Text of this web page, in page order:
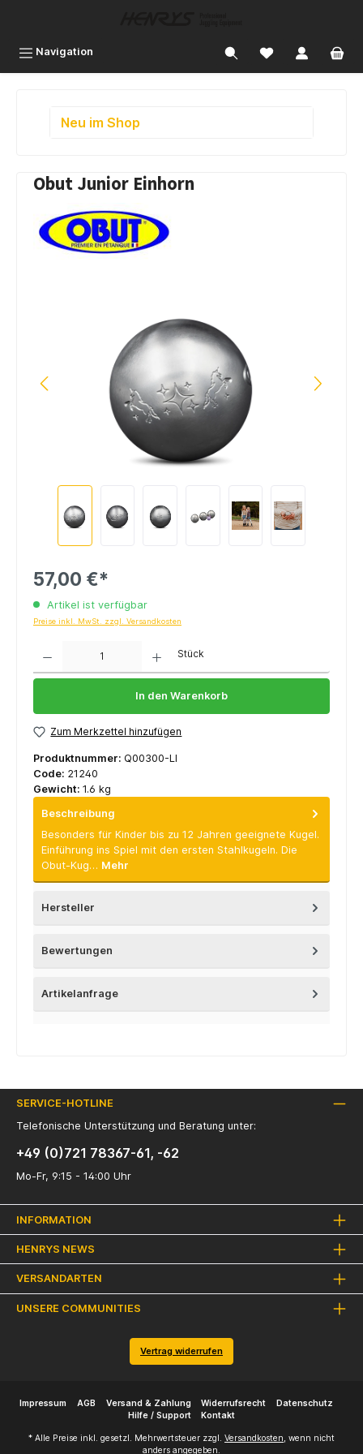
Navigation
Neu im Shop
Obut Junior Einhorn
57,00 €*
Artikel ist verfügbar
Preise inkl. MwSt. zzgl. Versandkosten
Stück
In den Warenkorb
Zum Merkzettel hinzufügen
Produktnummer: Q00300-LI
Code: 21240
Gewicht: 1.6 kg
Beschreibung
Besonders für Kinder bis zu 12 Jahren geeignete Kugel.
Einführung ins Spiel mit den ersten Stahlkugeln. Die
Obut-Kug… Mehr
Hersteller
Bewertungen
Artikelanfrage
SERVICE-HOTLINE
Telefonische Unterstützung und Beratung unter:
+49 (0)721 78367-61, -62
Mo-Fr, 9:15 - 14:00 Uhr
INFORMATION
HENRYS NEWS
VERSANDARTEN
UNSERE COMMUNITIES
Vertrag widerrufen
Impressum AGB Versand & Zahlung Widerrufsrecht
Datenschutz
Hilfe / Support
Kontakt
* Alle Preise inkl. gesetzl. Mehrwertsteuer zzgl. Versandkosten, wenn nicht
anders angegeben.